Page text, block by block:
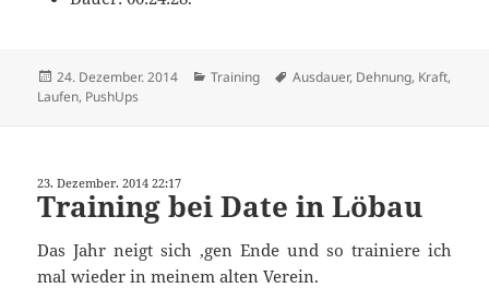
Veröffentlicht
am
24. Dezember. 2014 Kategorien
Training Schlagwörter
Ausdauer, Dehnung, Kraft,
Laufen, PushUps
23. Dezember. 2014 22:17
Training bei Date in Löbau
Das Jahr neigt sich ‚gen Ende und so trainiere ich
mal wieder in meinem alten Verein.